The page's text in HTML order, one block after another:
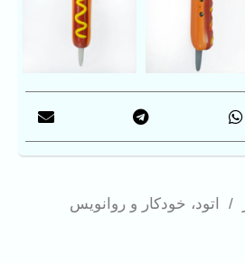
/ اتود، خودکار و روانویس